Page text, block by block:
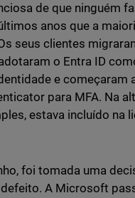
de que ninguém
anos que a
seus clientes
o Entra ID
e começaram
para MFA. Na
estava incluído na
foi tomada uma
A Microsoft